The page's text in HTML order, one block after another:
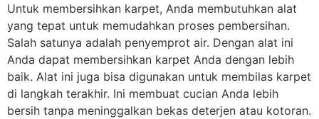
Untuk membersihkan karpet, Anda membutuhkan alat
yang tepat untuk memudahkan proses pembersihan.
Salah satunya adalah penyemprot air. Dengan alat ini
Anda dapat membersihkan karpet Anda dengan lebih
baik. Alat ini juga bisa digunakan untuk membilas karpet
di langkah terakhir. Ini membuat cucian Anda lebih
bersih tanpa meninggalkan bekas deterjen atau kotoran.